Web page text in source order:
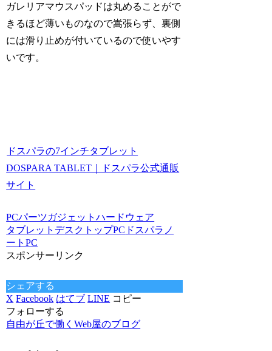
ガレリアマウスパッドは丸めることがで
きるほど薄いものなので嵩張らず、裏側
には滑り止めが付いているので使いやす
いです。
ドスパラの7インチタブレット
DOSPARA TABLET｜ドスパラ公式通販
サイト
PCパーツガジェットハードウェア
タブレット デスクトップPC ドスパラ ノ
ートPC
スポンサーリンク
シェアする
X Facebook はてブ LINE コピー
フォローする
自由が丘で働くWeb屋のブログ